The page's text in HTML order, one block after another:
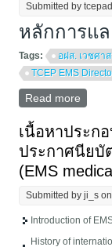
Submitted by
หลักการแ
Tags: อฝส. เวชศา
TCEP EMS
Read more
ฉุกเฉิ
เนื้อหาประก
ประกาศนียบั
(EMS
Submitted byji_s
Introduction of
History of